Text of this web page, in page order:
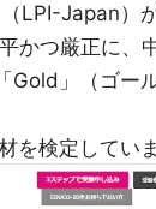
LPI-Japan）
かつ厳正に
」（ゴー
を検定していま